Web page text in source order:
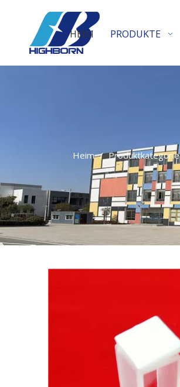
HEIM PRODUKTE
Heim / Produktkategorie